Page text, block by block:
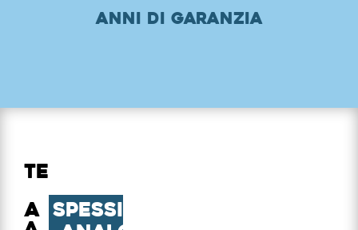
Anni di garanzia
Spessimetro